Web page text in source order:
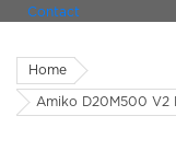
Contact
Home
Amiko D20M500 V2